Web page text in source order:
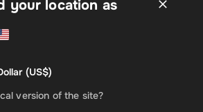
your location as
(US$)
version of the site?